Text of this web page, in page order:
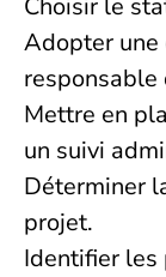
Choisir le
Adopter une
responsable
Mettre en
un suivi
Déterminer
projet.
Identifier les